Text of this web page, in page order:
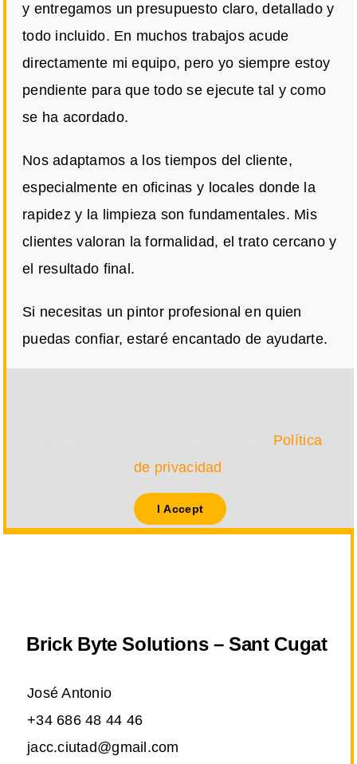
y entregamos un presupuesto claro, detallado y
todo incluido. En muchos trabajos acude
directamente mi equipo, pero yo siempre estoy
pendiente para que todo se ejecute tal y como
se ha acordado.
Nos adaptamos a los tiempos del cliente,
especialmente en oficinas y locales donde la
rapidez y la limpieza son fundamentales. Mis
clientes valoran la formalidad, el trato cercano y
el resultado final.
Si necesitas un pintor profesional en quien
puedas confiar, estaré encantado de ayudarte.
Política
de privacidad
I Accept
Brick Byte Solutions – Sant Cugat
José Antonio
+34 686 48 44 46
jacc.ciutad@gmail.com